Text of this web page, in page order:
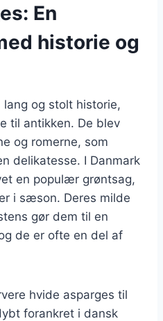
En
historie og
og stolt historie,
til antikken. De blev
og romerne, som
delikatesse. I Danmark
en populær grøntsag,
i sæson. Deres milde
gør dem til en
de er ofte en del af
hvide asparges til
forankret i dansk